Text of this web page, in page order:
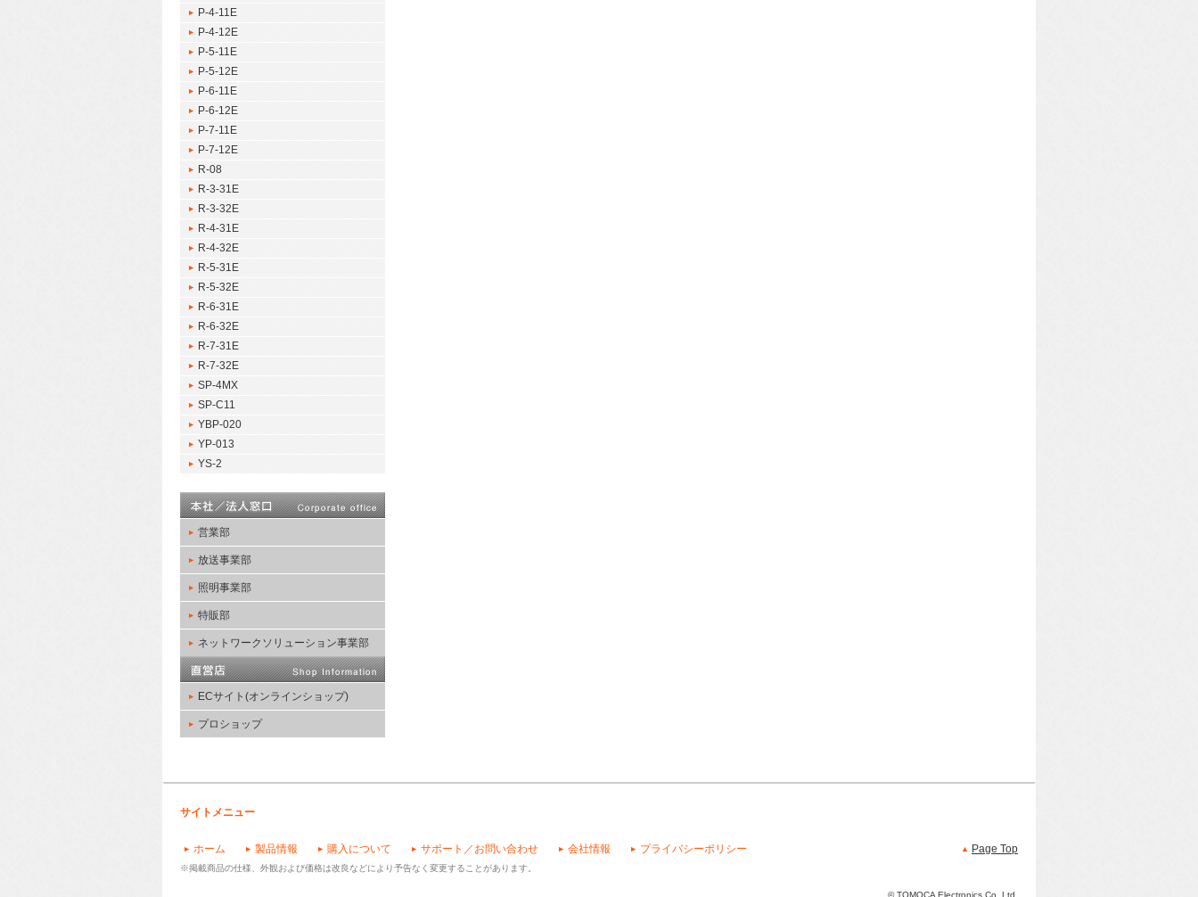
P-4-11E
P-4-12E
P-5-11E
P-5-12E
P-6-11E
P-6-12E
P-7-11E
P-7-12E
R-08
R-3-31E
R-3-32E
R-4-31E
R-4-32E
R-5-31E
R-5-32E
R-6-31E
R-6-32E
R-7-31E
R-7-32E
SP-4MX
SP-C11
YBP-020
YP-013
YS-2
営業部
放送事業部
照明事業部
特販部
ネットワークソリューション事業部
ECサイト(オンラインショップ)
プロショップ
サイトメニュー
ホーム 製品情報 購入について サポート／お問い合わせ 会社情報 プライバシーポリシー
※掲載商品の仕様、外観および価格は改良などにより予告なく変更することがあります。
Page Top
© TOMOCA Electronics Co.,Ltd.